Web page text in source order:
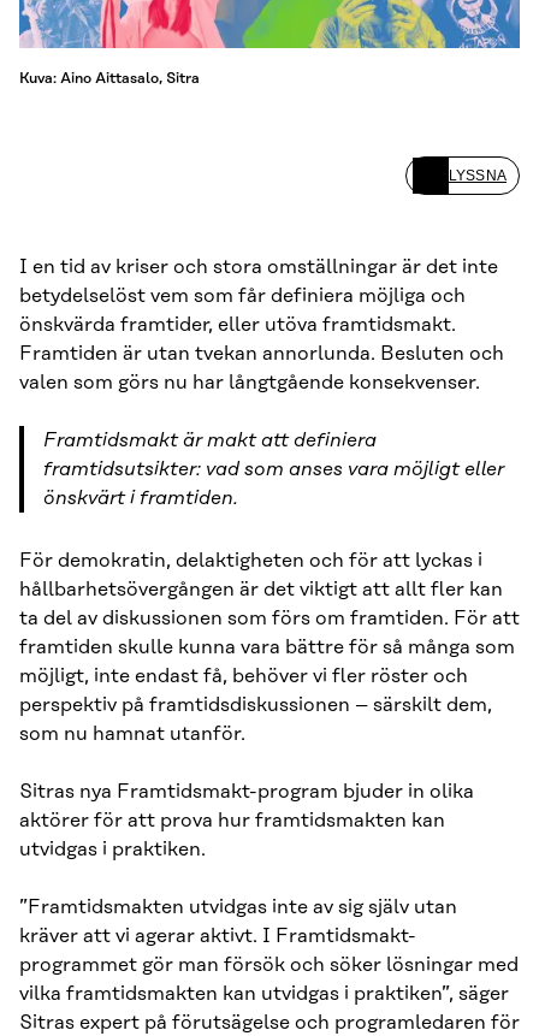
Kuva: Aino Aittasalo, Sitra
LYSSNA
I en tid av kriser och stora omställningar är det inte
betydelselöst vem som får definiera möjliga och
önskvärda framtider, eller utöva framtidsmakt.
Framtiden är utan tvekan annorlunda. Besluten och
valen som görs nu har långtgående konsekvenser.
Framtidsmakt är makt att definiera
framtidsutsikter: vad som anses vara möjligt eller
önskvärt i framtiden.
För demokratin, delaktigheten och för att lyckas i
hållbarhetsövergången är det viktigt att allt fler kan
ta del av diskussionen som förs om framtiden. För att
framtiden skulle kunna vara bättre för så många som
möjligt, inte endast få, behöver vi fler röster och
perspektiv på framtidsdiskussionen – särskilt dem,
som nu hamnat utanför.
Sitras nya Framtidsmakt-program bjuder in olika
aktörer för att prova hur framtidsmakten kan
utvidgas i praktiken.
”Framtidsmakten utvidgas inte av sig själv utan
kräver att vi agerar aktivt. I Framtidsmakt-
programmet gör man försök och söker lösningar med
vilka framtidsmakten kan utvidgas i praktiken”, säger
Sitras expert på förutsägelse och programledaren för